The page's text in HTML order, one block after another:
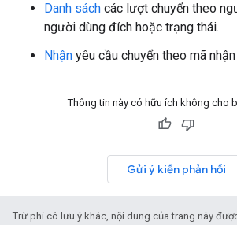
Danh sách các lượt chuyển theo
người dùng đích hoặc trạng thái.
Nhận yêu cầu chuyển theo mã
Thông tin này có hữu ích không cho
Gửi ý kiến phản hồi
Trừ phi có lưu ý khác, nội dung của trang này